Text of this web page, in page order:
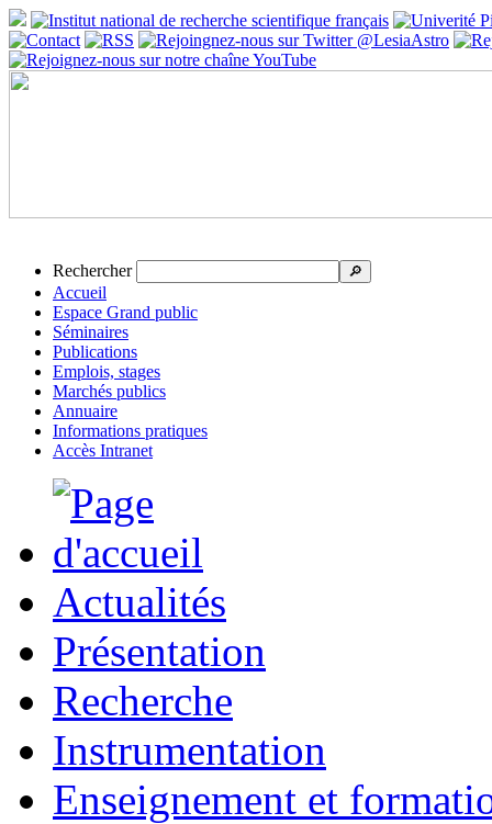
Rechercher 🔎
Accueil
Espace Grand public
Séminaires
Publications
Emplois, stages
Marchés publics
Annuaire
Informations pratiques
Accès Intranet
Actualités
Présentation
Recherche
Instrumentation
Enseignement et